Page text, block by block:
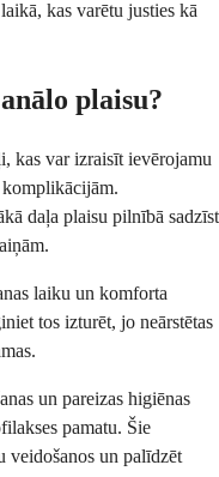
kas varētu justies kā
plaisu?
kas var izraisīt ievērojamu
daļa plaisu pilnībā sadzīst
laiku un komforta
tos izturēt, jo neārstētas
un pareizas higiēnas
pamatu. Šie
veidošanos un palīdzēt